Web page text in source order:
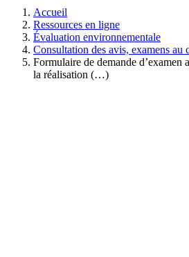
Accueil
Ressources en ligne
Évaluation environnementale
Consultation des avis, examens au
Formulaire de demande d’examen
la réalisation (…)